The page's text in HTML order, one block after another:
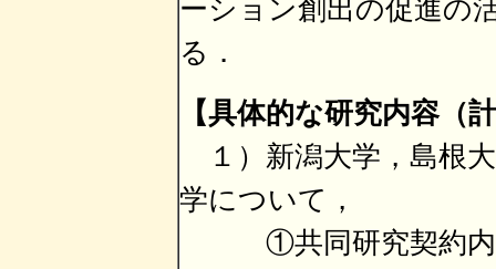
ーション創出の促進の
る．
【具体的な研究内容（
１）新潟大学，島根
学について，
①共同研究契約内容